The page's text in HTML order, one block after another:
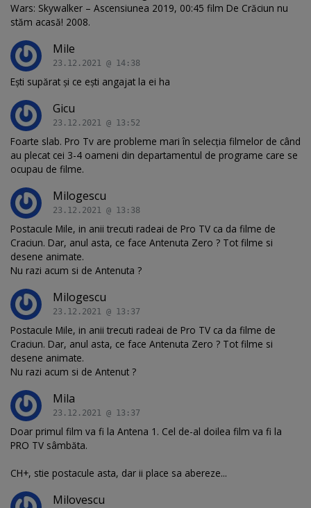
Wars: Skywalker – Ascensiunea 2019, 00:45 film De Crăciun nu
stăm acasă! 2008.
Mile
23.12.2021 @ 14:38
Ești supărat și ce ești angajat la ei ha
Gicu
23.12.2021 @ 13:52
Foarte slab. Pro Tv are probleme mari în selecția filmelor de când
au plecat cei 3-4 oameni din departamentul de programe care se
ocupau de filme.
Milogescu
23.12.2021 @ 13:38
Postacule Mile, in anii trecuti radeai de Pro TV ca da filme de
Craciun. Dar, anul asta, ce face Antenuta Zero ? Tot filme si
desene animate.
Nu razi acum si de Antenuta ?
Milogescu
23.12.2021 @ 13:37
Postacule Mile, in anii trecuti radeai de Pro TV ca da filme de
Craciun. Dar, anul asta, ce face Antenuta Zero ? Tot filme si
desene animate.
Nu razi acum si de Antenut ?
Mila
23.12.2021 @ 13:37
Doar primul film va fi la Antena 1. Cel de-al doilea film va fi la
PRO TV sâmbăta.
CH+, stie postacule asta, dar ii place sa abereze...
Milovescu